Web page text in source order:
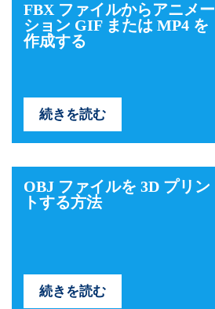
FBX ファイルからアニメー
ション GIF または MP4 を
作成する
続きを読む
OBJ ファイルを 3D プリン
トする方法
続きを読む